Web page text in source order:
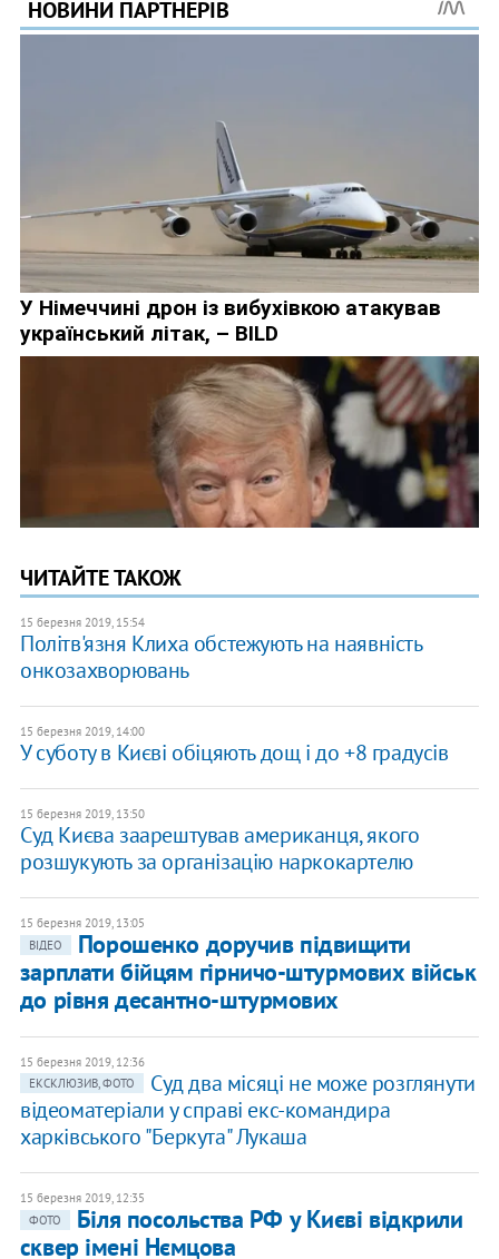
ЧИТАЙТЕ ТАКОЖ
15 березня 2019, 15:54
Політв'язня Клиха обстежують на наявність
онкозахворювань
15 березня 2019, 14:00
У суботу в Києві обіцяють дощ і до +8 градусів
15 березня 2019, 13:50
Суд Києва заарештував американця, якого
розшукують за організацію наркокартелю
15 березня 2019, 13:05
ВІДЕО
Порошенко доручив підвищити
зарплати бійцям гірничо-штурмових військ
до рівня десантно-штурмових
15 березня 2019, 12:36
ЕКСКЛЮЗИВ, ФОТО
Суд два місяці не може розглянути
відеоматеріали у справі екс-командира
харківського "Беркута" Лукаша
15 березня 2019, 12:35
ФОТО
Біля посольства РФ у Києві відкрили
сквер імені Нємцова